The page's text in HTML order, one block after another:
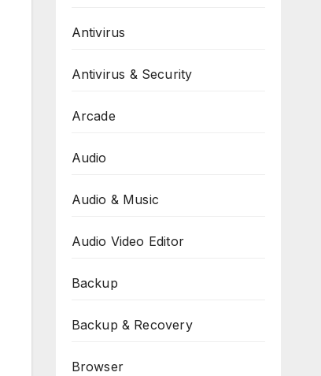
Antivirus
Antivirus & Security
Arcade
Audio
Audio & Music
Audio Video Editor
Backup
Backup & Recovery
Browser